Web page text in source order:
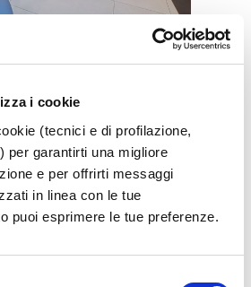
i cookie
(tecnici e di profilazione,
per garantirti una migliore
e per offrirti messaggi
in linea con le tue
puoi esprimere le tue preferenze.
Show more